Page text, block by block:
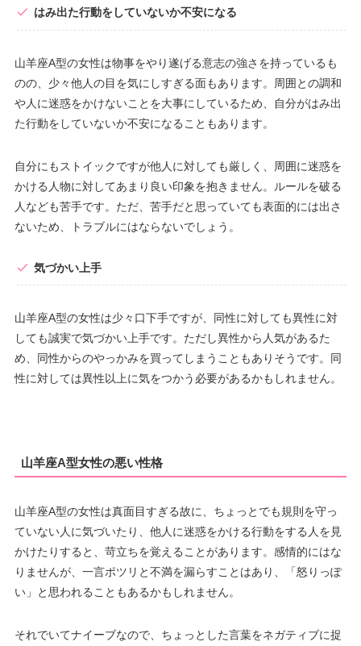
はみ出た行動をしていないか不安になる
山羊座A型の女性は物事をやり遂げる意志の強さを持っているも
のの、少々他人の目を気にしすぎる面もあります。周囲との調和
や人に迷惑をかけないことを大事にしているため、自分がはみ出
た行動をしていないか不安になることもあります。
自分にもストイックですが他人に対しても厳しく、周囲に迷惑を
かける人物に対してあまり良い印象を抱きません。ルールを破る
人なども苦手です。ただ、苦手だと思っていても表面的には出さ
ないため、トラブルにはならないでしょう。
気づかい上手
山羊座A型の女性は少々口下手ですが、同性に対しても異性に対
しても誠実で気づかい上手です。ただし異性から人気があるた
め、同性からのやっかみを買ってしまうこともありそうです。同
性に対しては異性以上に気をつかう必要があるかもしれません。
山羊座A型女性の悪い性格
山羊座A型の女性は真面目すぎる故に、ちょっとでも規則を守っ
ていない人に気づいたり、他人に迷惑をかける行動をする人を見
かけたりすると、苛立ちを覚えることがあります。感情的にはな
りませんが、一言ポツリと不満を漏らすことはあり、「怒りっぽ
い」と思われることもあるかもしれません。
それでいてナイーブなので、ちょっとした言葉をネガティブに捉